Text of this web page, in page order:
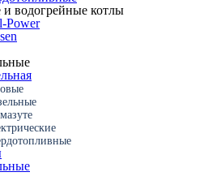
водогрейные котлы
Power